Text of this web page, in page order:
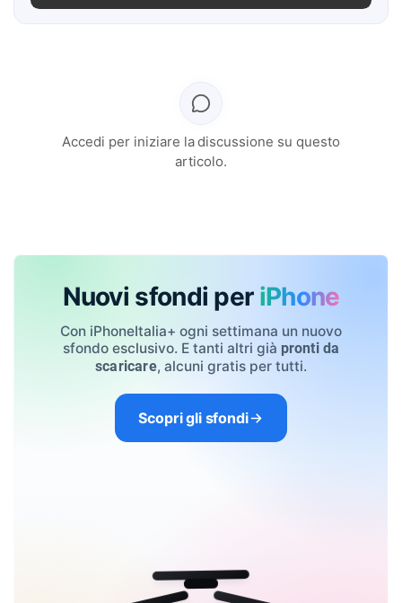
Accedi per iniziare la discussione su questo
articolo.
Nuovi sfondi per iPhone
Con iPhoneItalia+ ogni settimana un nuovo
sfondo esclusivo. E tanti altri già pronti da
scaricare, alcuni gratis per tutti.
Scopri gli sfondi